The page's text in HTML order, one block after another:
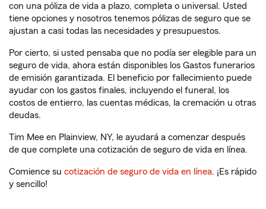
con una póliza de vida a plazo, completa o universal. Usted
tiene opciones y nosotros tenemos pólizas de seguro que se
ajustan a casi todas las necesidades y presupuestos.
Por cierto, si usted pensaba que no podía ser elegible para un
seguro de vida, ahora están disponibles los Gastos funerarios
de emisión garantizada. El beneficio por fallecimiento puede
ayudar con los gastos finales, incluyendo el funeral, los
costos de entierro, las cuentas médicas, la cremación u otras
deudas.
Tim Mee en Plainview, NY, le ayudará a comenzar después
de que complete una cotización de seguro de vida en línea.
Comience su cotización de seguro de vida en línea. ¡Es rápido
y sencillo!